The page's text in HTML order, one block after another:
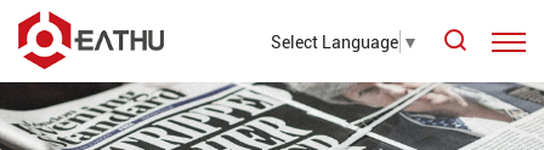
Select Language ▼